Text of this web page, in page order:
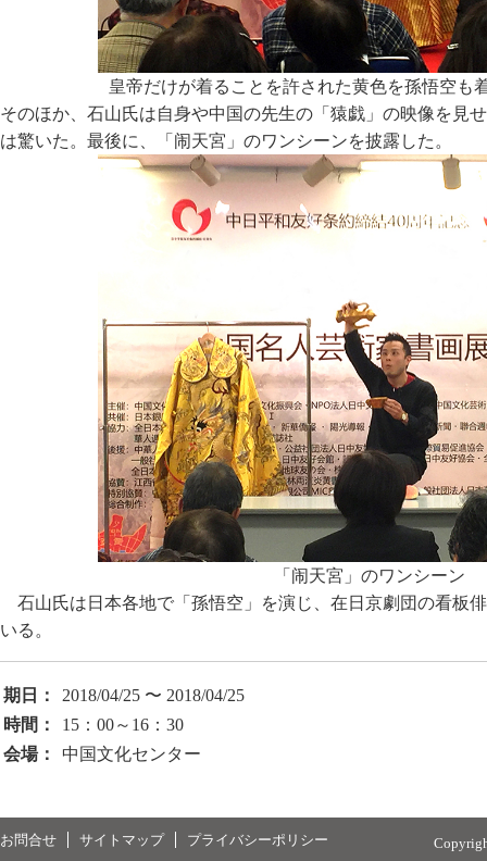
皇帝だけが着ることを許された黄色を孫悟空も
そのほか、石山氏は自身や中国の先生の「猿戯」の映像を見
は驚いた。最後に、「闹天宮」のワンシーンを披露した。
「闹天宮」のワンシーン
石山氏は日本各地で「孫悟空」を演じ、在日京劇団の看板
いる。
期日：
2018/04/25 〜 2018/04/25
時間：
15：00～16：30
会場：
中国文化センター
お問合せ サイトマップ プライバシーポリシー